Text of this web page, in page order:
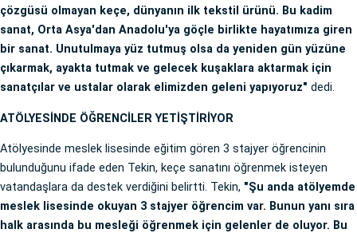
çözgüsü olmayan keçe, dünyanın ilk tekstil ürünü. Bu kadim
sanat, Orta Asya'dan Anadolu'ya göçle birlikte hayatımıza giren
bir sanat. Unutulmaya yüz tutmuş olsa da yeniden gün yüzüne
çıkarmak, ayakta tutmak ve gelecek kuşaklara aktarmak için
sanatçılar ve ustalar olarak elimizden geleni yapıyoruz" dedi.
ATÖLYESİNDE ÖĞRENCİLER YETİŞTİRİYOR
Atölyesinde meslek lisesinde eğitim gören 3 stajyer öğrencinin
bulunduğunu ifade eden Tekin, keçe sanatını öğrenmek isteyen
vatandaşlara da destek verdiğini belirtti. Tekin, "Şu anda atölyemde
meslek lisesinde okuyan 3 stajyer öğrencim var. Bunun yanı sıra
halk arasında bu mesleği öğrenmek için gelenler de oluyor. Bu